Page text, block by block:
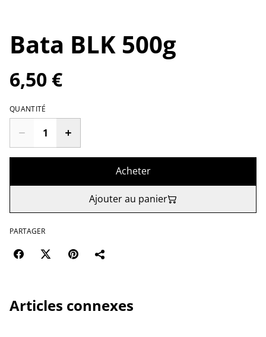
Bata BLK 500g
6,50 €
QUANTITÉ
Acheter
Ajouter au panier
PARTAGER
Articles connexes